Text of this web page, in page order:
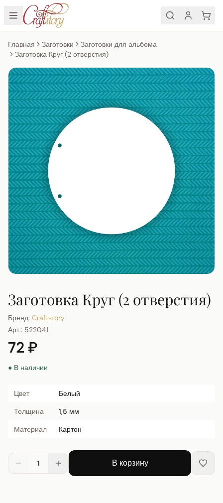
Главная Заготовки
Заготовки для альбома
Заготовка Круг (2 отверстия)
Заготовка Круг (2 отверстия)
Бренд: Craftstory
Арт.: 522041
72 ₽
● В наличии
Цвет
Белый
Толщина
1,5 мм
Материал
Картон
1 В корзину